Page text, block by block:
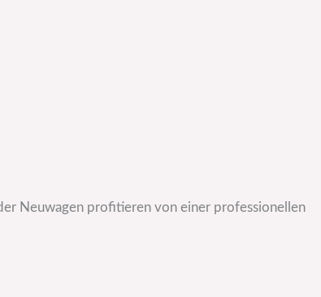
Neuwagen profitieren von einer professionellen